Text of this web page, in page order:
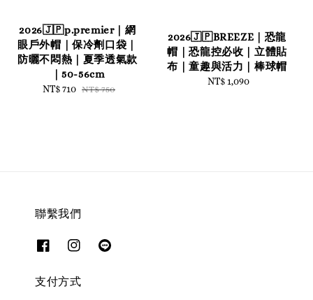
2026🇯🇵p.premier｜網
眼戶外帽｜保冷劑口袋｜
防曬不悶熱｜夏季透氣款
｜50-56cm
Sale
NT$ 710 Regular
NT$ 750
2026🇯🇵BREEZE｜恐龍
帽｜恐龍控必收｜立體貼
布｜童趣與活力｜棒球帽
Regular
NT$ 1,090
聯繫我們
支付方式